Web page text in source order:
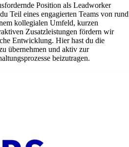
Position als Leadworker
Teil eines engagierten Teams von rund
kollegialen Umfeld, kurzen
Zusatzleistungen fördern wir
Entwicklung. Hier hast du die
übernehmen und aktiv zur
beizutragen.